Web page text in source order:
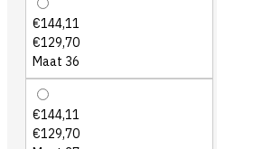
€144,11
€129,70
Maat 36
€144,11
€129,70